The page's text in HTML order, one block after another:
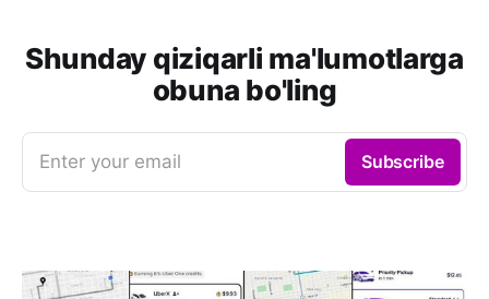
Shunday qiziqarli ma'lumotlarga
obuna bo'ling
Enter your email Subscribe